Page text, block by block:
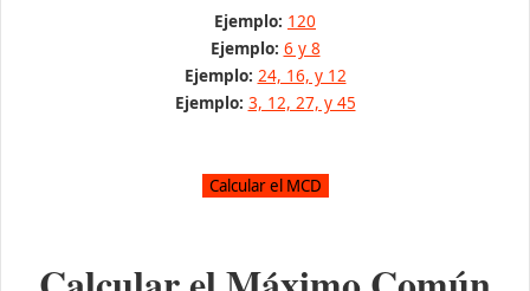
Ejemplo: 120
Ejemplo: 6 y 8
Ejemplo: 24, 16, y 12
Ejemplo: 3, 12, 27, y 45